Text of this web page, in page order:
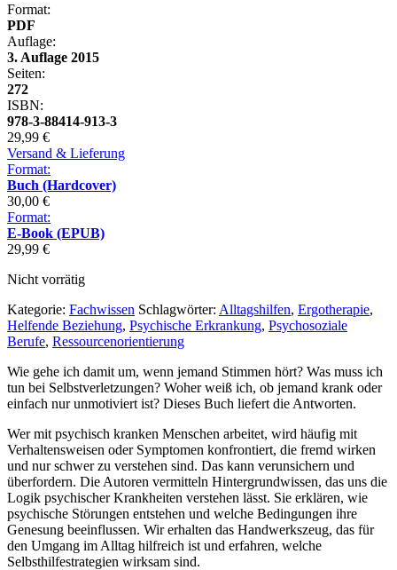
Format:
PDF
Auflage:
3. Auflage 2015
Seiten:
272
ISBN:
978-3-88414-913-3
29,99 €
Versand & Lieferung
Format:
Buch (Hardcover)
30,00 €
Format:
E-Book (EPUB)
29,99 €
Nicht vorrätig
Kategorie: Fachwissen Schlagwörter: Alltagshilfen, Ergotherapie,
Helfende Beziehung, Psychische Erkrankung, Psychosoziale
Berufe, Ressourcenorientierung
Wie gehe ich damit um, wenn jemand Stimmen hört? Was muss ich
tun bei Selbstverletzungen? Woher weiß ich, ob jemand krank oder
einfach nur unmotiviert ist? Dieses Buch liefert die Antworten.
Wer mit psychisch kranken Menschen arbeitet, wird häufig mit
Verhaltensweisen oder Symptomen konfrontiert, die fremd wirken
und nur schwer zu verstehen sind. Das kann verunsichern und
überfordern. Die Autoren vermitteln Hintergrundwissen, das uns die
Logik psychischer Krankheiten verstehen lässt. Sie erklären, wie
psychische Störungen entstehen und welche Bedingungen ihre
Genesung beeinflussen. Wir erhalten das Handwerkszeug, das für
den Umgang im Alltag hilfreich ist und erfahren, welche
Selbsthilfestrategien wirksam sind.